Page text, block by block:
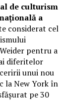
de culturism
a
considerat cel
pentru a
diferitelor
unui nou
la New York în
pe 30